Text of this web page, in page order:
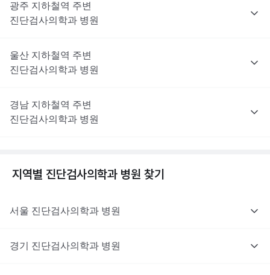
광주 지하철역 주변
진단검사의학과 병원
울산 지하철역 주변
진단검사의학과 병원
경남 지하철역 주변
진단검사의학과 병원
지역별 진단검사의학과 병원 찾기
서울 진단검사의학과 병원
경기 진단검사의학과 병원